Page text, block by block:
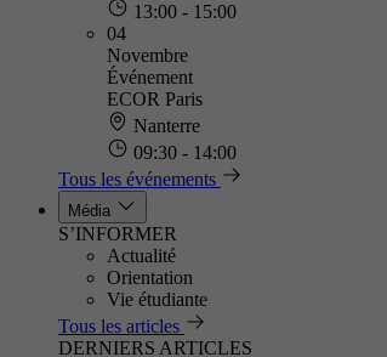
13:00 - 15:00
04
Novembre
Événement
ECOR Paris
Nanterre
09:30 - 14:00
Tous les événements
Média
S’INFORMER
Actualité
Orientation
Vie étudiante
Tous les articles
DERNIERS ARTICLES